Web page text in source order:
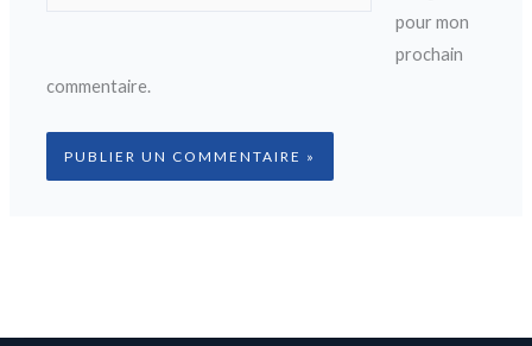
pour mon
prochain
commentaire.